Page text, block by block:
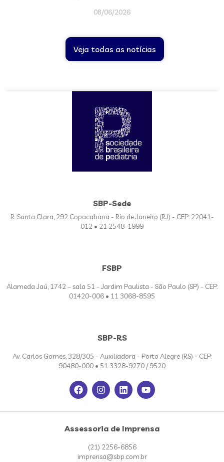
08/06/2026
Veja todas as notícias
SBP-Sede
R. Santa Clara, 292 Copacabana - Rio de Janeiro (RJ) - CEP: 22041-
012 • 21 2548-1999
FSBP
Alameda Jaú, 1742 – sala 51 - Jardim Paulista - São Paulo (SP) - CEP:
01420-006 • 11 3068-8595
SBP-RS
Av. Carlos Gomes, 328/305 - Auxiliadora - Porto Alegre (RS) - CEP:
90480-000 • 51 3328-9270 / 9520
Assessoria de Imprensa
(21) 2256-6856
imprensa@sbp.com.br